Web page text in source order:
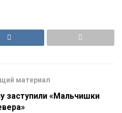
материал
заступили «Мальчишки